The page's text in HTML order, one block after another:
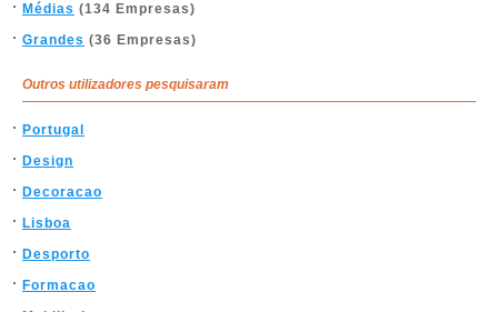
Médias (134 Empresas)
Grandes (36 Empresas)
Outros utilizadores pesquisaram
Portugal
Design
Decoracao
Lisboa
Desporto
Formacao